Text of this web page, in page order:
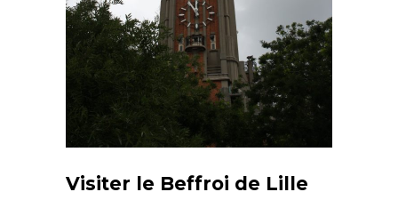
Visiter le Beffroi de Lille